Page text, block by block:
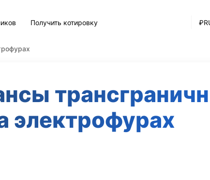
₽
Получить котировку
электрофурах